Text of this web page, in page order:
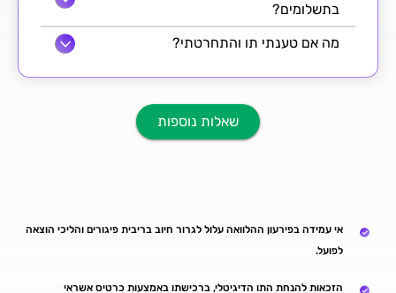
בתשלומים?
מה אם טענתי תו והתחרטתי?
שאלות נוספות
אי עמידה בפירעון ההלוואה עלול לגרור חיוב בריבית פיגורים והליכי הוצאה
לפועל.
הזכאות להנחת התו הדיגיטלי, ברכישתו באמצעות כרטיס אשראי